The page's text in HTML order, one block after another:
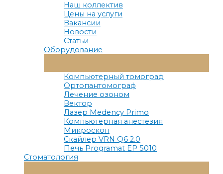
Наш коллектив
Цены на услуги
Вакансии
Новости
Статьи
Оборудование
Меню
Компьютерный томограф
Ортопантомограф
Лечение озоном
Вектор
Лазер Medency Primo
Компьютерная анестезия
Микроскоп
Скайлер VRN Q6 2.0
Печь Programat EP 5010
Стоматология